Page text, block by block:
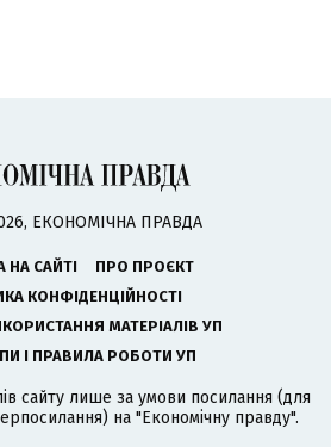
ЕКОНОМІЧНА ПРАВДА
НА САЙТІ
ПРО ПРОЄКТ
КОНФІДЕНЦІЙНОСТІ
МАТЕРІАЛІВ УП
І ПРАВИЛА РОБОТИ УП
сайту лише за умови посилання (для
на "Економічну правду".